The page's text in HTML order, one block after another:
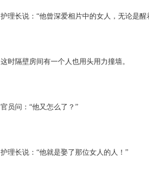
护理长说：“他曾深爱相片中的女人，无论是
这时隔壁房间有一个人也用头用力撞墙。
官员问：“他又怎么了？”
护理长说：“他就是娶了那位女人的人！”